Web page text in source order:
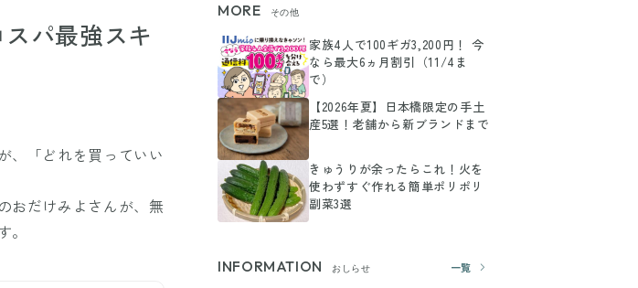
パ最強スキ
、「どれを買っていい
おだけみよさんが、無
MORE その他
家族4人で100ギガ3,200円！ 今
なら最大6ヵ月割引（11/4ま
で）
【2026年夏】日本橋限定の手土
産5選！老舗から新ブランドまで
きゅうりが余ったらこれ！火を
使わずすぐ作れる簡単ポリポリ
副菜3選
INFORMATION おしらせ 一覧